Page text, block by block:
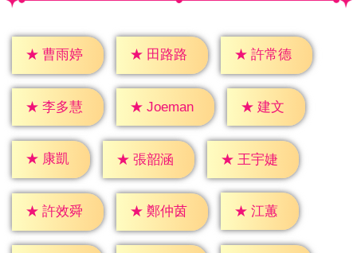
★ 曹雨婷 ★ 田路路 ★ 許常德
★ 李多慧 ★ Joeman ★ 建文
★ 康凱 ★ 張韶涵 ★ 王宇婕
★ 許效舜 ★ 鄭仲茵 ★ 江蕙